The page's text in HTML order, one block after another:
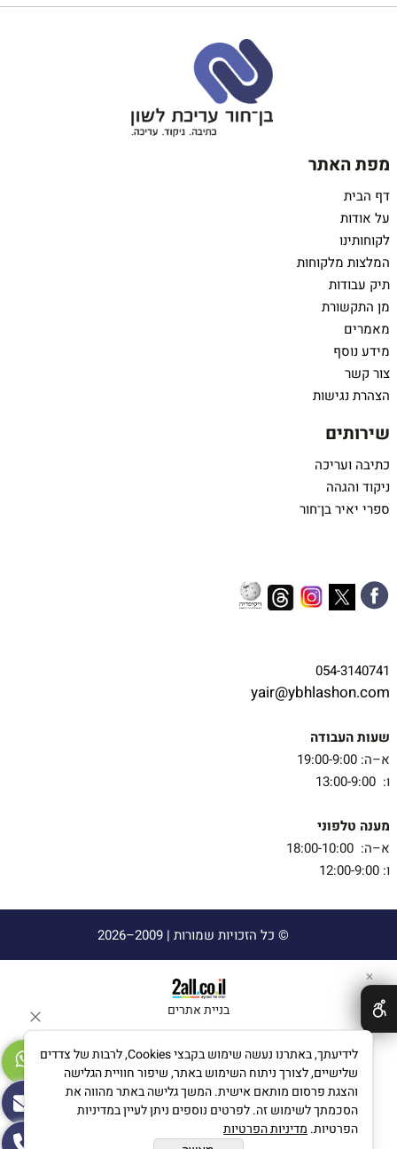
מפת האתר
דף הבית
על אודות
לקוחותינו
המלצות מלקוחות
תיק עבודות
מן התקשורת
מאמרים
מידע נוסף
צור קשר
הצהרת נגישות
שירותים
כתיבה ועריכה
ניקוד והגהה
ספרי יאיר בן־חור
054-3140741
yair@ybhlashon.com
שעות העבודה
א–ה: 19:00-9:00
ו: 13:00-9:00
מענה טלפוני
א–ה: 18:00-10:00
ו: 12:00-9:00
© כל הזכויות שמורות |
בניית אתרים
✕
לידיעתך, באתרנו נעשה שימוש בקבצי Cookies, לרבות של צדדים
שלישיים, לצורך ניתוח השימוש באתר, שיפור חוויית הגלישה
והצגת פרסום מותאם אישית. המשך גלישה באתר מהווה את
הסכמתך לשימוש זה. לפרטים נוספים ניתן לעיין במדיניות
הפרטיות. מדיניות הפרטיות